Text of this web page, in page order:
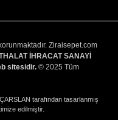
Ziraisepet.com
İHRACAT SANAYİ
sitesidir. © 2025 Tüm
tarafından tasarlanmış
edilmiştir.